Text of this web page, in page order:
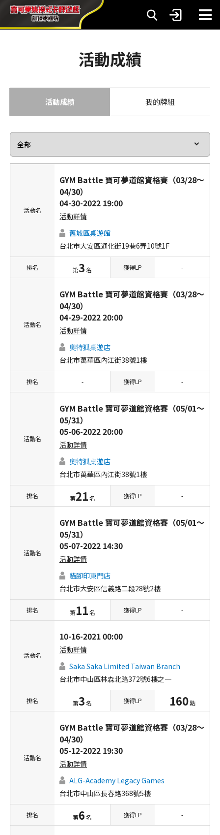
活動成績
活動成績 我的牌組
活動名
GYM Battle 寶可夢道館資格賽（03/28～
04/30）
04-30-2022 19:00
活動詳情
舊城區桌遊館
台北市大安區通化街19巷6弄10號1F
排名 第3名 獲得LP -
活動名
GYM Battle 寶可夢道館資格賽（03/28～
04/30）
04-29-2022 20:00
活動詳情
奧特狐桌遊店
台北市萬華區內江街38號1樓
排名 - 獲得LP -
活動名
GYM Battle 寶可夢道館資格賽（05/01～
05/31）
05-06-2022 20:00
活動詳情
奧特狐桌遊店
台北市萬華區內江街38號1樓
排名 第21名 獲得LP -
活動名
GYM Battle 寶可夢道館資格賽（05/01～
05/31）
05-07-2022 14:30
活動詳情
貓腳印東門店
台北市大安區信義路二段28號2樓
排名 第11名 獲得LP -
活動名
10-16-2021 00:00
活動詳情
Saka Saka Limited Taiwan Branch
台北市中山區林森北路372號6樓之一
排名 第3名 獲得LP 160點
活動名
GYM Battle 寶可夢道館資格賽（03/28～
04/30）
05-12-2022 19:30
活動詳情
ALG-Academy Legacy Games
台北市中山區長春路368號5樓
排名 第6名 獲得LP -